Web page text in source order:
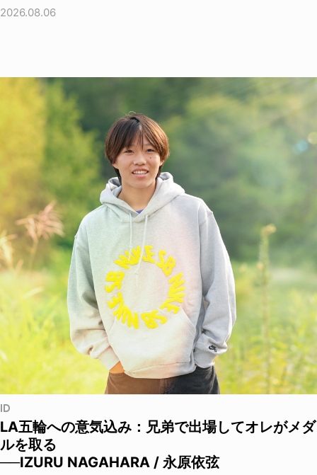
2026.08.06
ID
LA五輪への意気込み：兄弟で出場してオレがメダ
ルを取る
──IZURU NAGAHARA / 永原依弦